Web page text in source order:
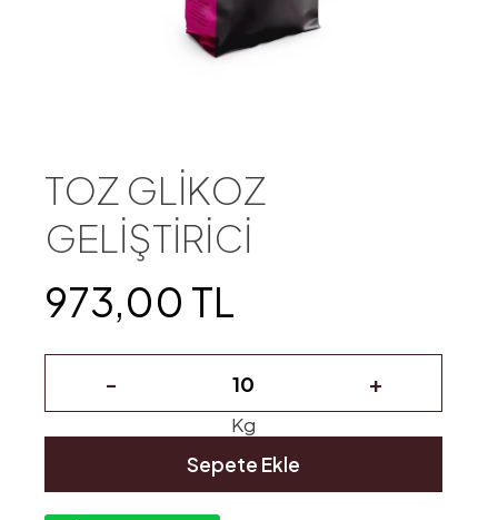
TOZ GLİKOZ
GELİŞTİRİCİ
973,00 TL
- +
Kg
Sepete Ekle